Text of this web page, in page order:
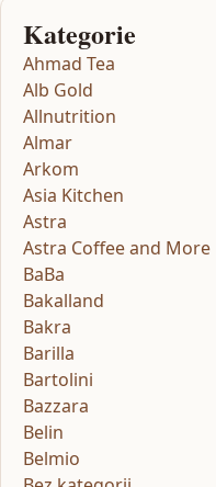
Kategorie
Ahmad Tea
Alb Gold
Allnutrition
Almar
Arkom
Asia Kitchen
Astra
Astra Coffee and More
BaBa
Bakalland
Bakra
Barilla
Bartolini
Bazzara
Belin
Belmio